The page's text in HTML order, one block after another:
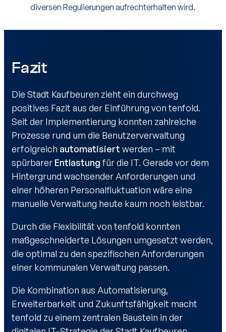
diversen Regulierungen aufrechterhalten wird.
Fazit
Die Stadt Kaufbeuren zieht ein durchweg
positives Fazit aus der Einführung von tenfold.
Seit der Implementierung konnten zahlreiche
Prozesse rund um die Benutzerverwaltung
erfolgreich automatisiert werden – mit
spürbarer Entlastung für die IT. Gerade vor dem
Hintergrund wachsender Anforderungen und
einer höheren Personalfluktuation wäre eine
manuelle Verwaltung heute kaum noch leistbar.
Durch die Flexibilität von tenfold konnten
maßgeschneiderte Lösungen umgesetzt werden,
die optimal zu den spezifischen Anforderungen
einer kommunalen Verwaltung passen.
Die Kombination aus Automatisierung,
Erweiterbarkeit und Zukunftsfähigkeit macht
tenfold zu einem zentralen Baustein in der